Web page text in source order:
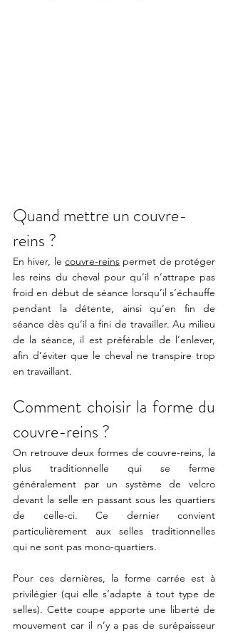
Quand mettre un couvre-
reins ?
En hiver, le couvre-reins permet de protéger
les reins du cheval pour qu’il n’attrape pas
froid en début de séance lorsqu’il s’échauffe
pendant la détente, ainsi qu’en fin de
séance dès qu’il a fini de travailler. Au milieu
de la séance, il est préférable de l'enlever,
afin d’éviter que le cheval ne transpire trop
en travaillant.
Comment choisir la forme du
couvre-reins ?
On retrouve deux formes de couvre-reins, la
plus traditionnelle qui se ferme
généralement par un système de velcro
devant la selle en passant sous les quartiers
de celle-ci. Ce dernier convient
particulièrement aux selles traditionnelles
qui ne sont pas mono-quartiers.
Pour ces dernières, la forme carrée est à
privilégier (qui elle s’adapte à tout type de
selles). Cette coupe apporte une liberté de
mouvement car il n’y a pas de surépaisseur